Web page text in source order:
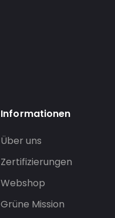
Informationen
Über uns
Zertifizierungen
Webshop
Grüne Mission